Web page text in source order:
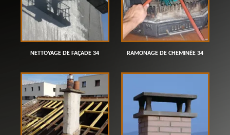
NETTOYAGE DE FAÇADE 34 RAMONAGE DE CHEMINÉE 34